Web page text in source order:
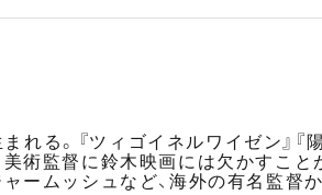
る。『ツィゴイネルワイゼン』『
術監督に鈴木映画には欠かすこ
ームッシュなど、海外の有名監督